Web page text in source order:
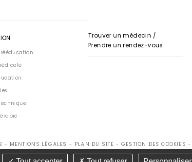
rééducation
Trouver un médecin /
Prendre un rendez-vous
- MENTIONS LÉGALES - PLAN DU SITE -GESTION DES COOKIES -